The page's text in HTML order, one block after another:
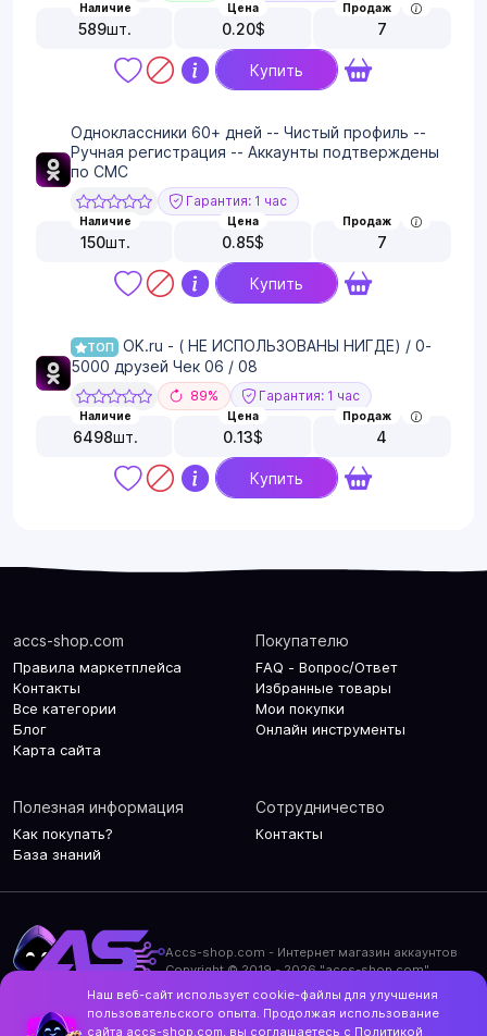
Наличие
589шт.
Цена
0.20$
Продаж
7
Купить
Одноклассники 60+ дней -- Чистый профиль --
Ручная регистрация -- Аккаунты подтверждены
по СМС
Гарантия: 1 час
Наличие
150шт.
Цена
0.85$
Продаж
7
Купить
ТОП
OK.ru - ( НЕ ИСПОЛЬЗОВАНЫ НИГДЕ) / 0-
5000 друзей Чек 06 / 08
89% Гарантия: 1 час
Наличие
6498шт.
Цена
0.13$
Продаж
4
Купить
accs-shop.com
Правила маркетплейса
Контакты
Все категории
Блог
Карта сайта
Покупателю
FAQ - Вопрос/Ответ
Избранные товары
Мои покупки
Онлайн инструменты
Полезная информация
Как покупать?
База знаний
Сотрудничество
Контакты
Accs-shop.com - Интернет магазин аккаунтов
Copyright © 2019 - 2026 "accs-shop.com"
Политика использования cookie-файлов
Наш веб-сайт использует cookie-файлы для улучшения
пользовательского опыта. Продолжая использование
сайта accs-shop.com, вы соглашаетесь с Политикой